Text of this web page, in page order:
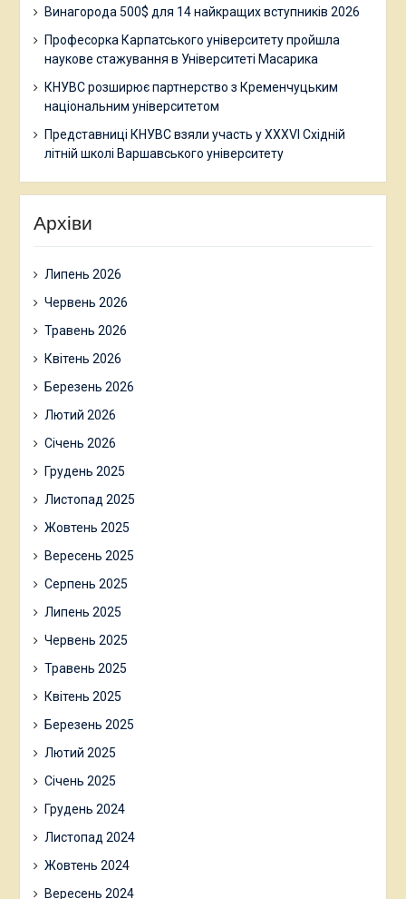
Винагорода 500$ для 14 найкращих вступників 2026
Професорка Карпатського університету пройшла
наукове стажування в Університеті Масарика
КНУВС розширює партнерство з Кременчуцьким
національним університетом
Представниці КНУВС взяли участь у XXXVI Східній
літній школі Варшавського університету
Архіви
Липень 2026
Червень 2026
Травень 2026
Квітень 2026
Березень 2026
Лютий 2026
Січень 2026
Грудень 2025
Листопад 2025
Жовтень 2025
Вересень 2025
Серпень 2025
Липень 2025
Червень 2025
Травень 2025
Квітень 2025
Березень 2025
Лютий 2025
Січень 2025
Грудень 2024
Листопад 2024
Жовтень 2024
Вересень 2024